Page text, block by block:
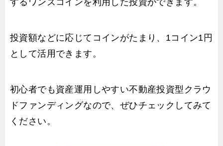
するワンズコインを利用した投資ができます。
投資額などに応じてコインがたまり、1コイン1円
として活用できます。
初心者でも資産運用しやすい不動産投資型クラウ
ドファンディングなので、ぜひチェックしてみて
ください。